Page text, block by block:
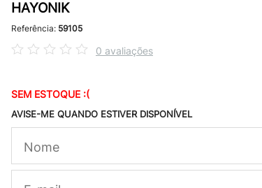
HAYONIK
Referência: 59105
0 avaliações
SEM ESTOQUE :(
AVISE-ME QUANDO ESTIVER DISPONÍVEL